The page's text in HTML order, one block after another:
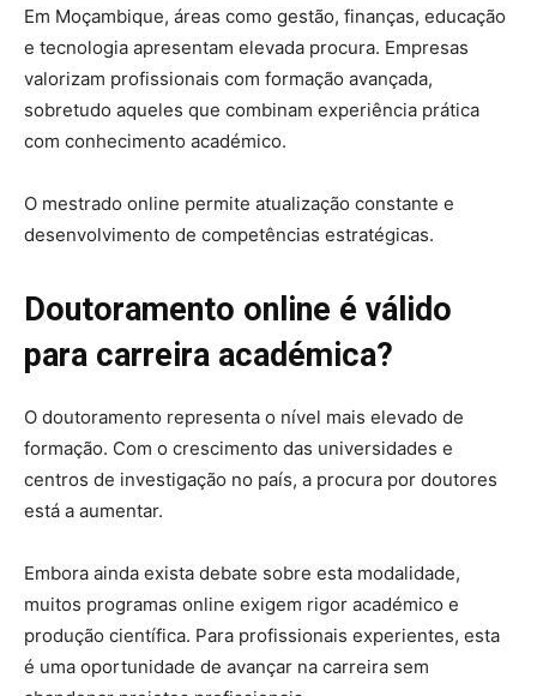
Em Moçambique, áreas como gestão, finanças, educação
e tecnologia apresentam elevada procura. Empresas
valorizam profissionais com formação avançada,
sobretudo aqueles que combinam experiência prática
com conhecimento académico.
O mestrado online permite atualização constante e
desenvolvimento de competências estratégicas.
Doutoramento online é válido
para carreira académica?
O doutoramento representa o nível mais elevado de
formação. Com o crescimento das universidades e
centros de investigação no país, a procura por doutores
está a aumentar.
Embora ainda exista debate sobre esta modalidade,
muitos programas online exigem rigor académico e
produção científica. Para profissionais experientes, esta
é uma oportunidade de avançar na carreira sem